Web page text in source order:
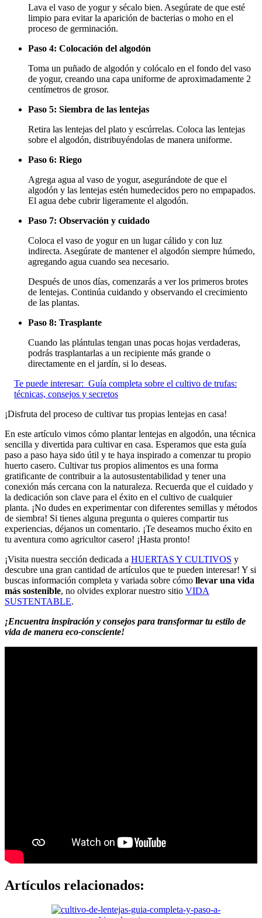
Lava el vaso de yogur y sécalo bien. Asegúrate de que esté
limpio para evitar la aparición de bacterias o moho en el
proceso de germinación.
Paso 4: Colocación del algodón
Toma un puñado de algodón y colócalo en el fondo del vaso
de yogur, creando una capa uniforme de aproximadamente 2
centímetros de grosor.
Paso 5: Siembra de las lentejas
Retira las lentejas del plato y escúrrelas. Coloca las lentejas
sobre el algodón, distribuyéndolas de manera uniforme.
Paso 6: Riego
Agrega agua al vaso de yogur, asegurándote de que el
algodón y las lentejas estén humedecidos pero no empapados.
El agua debe cubrir ligeramente el algodón.
Paso 7: Observación y cuidado
Coloca el vaso de yogur en un lugar cálido y con luz
indirecta. Asegúrate de mantener el algodón siempre húmedo,
agregando agua cuando sea necesario.
Después de unos días, comenzarás a ver los primeros brotes
de lentejas. Continúa cuidando y observando el crecimiento
de las plantas.
Paso 8: Trasplante
Cuando las plántulas tengan unas pocas hojas verdaderas,
podrás trasplantarlas a un recipiente más grande o
directamente en el jardín, si lo deseas.
Te puede interesar: Guía completa sobre el cultivo de trufas:
técnicas, consejos y secretos
¡Disfruta del proceso de cultivar tus propias lentejas en casa!
En este artículo vimos cómo plantar lentejas en algodón, una técnica
sencilla y divertida para cultivar en casa. Esperamos que esta guía
paso a paso haya sido útil y te haya inspirado a comenzar tu propio
huerto casero. Cultivar tus propios alimentos es una forma
gratificante de contribuir a la autosustentabilidad y tener una
conexión más cercana con la naturaleza. Recuerda que el cuidado y
la dedicación son clave para el éxito en el cultivo de cualquier
planta. ¡No dudes en experimentar con diferentes semillas y métodos
de siembra! Si tienes alguna pregunta o quieres compartir tus
experiencias, déjanos un comentario. ¡Te deseamos mucho éxito en
tu aventura como agricultor casero! ¡Hasta pronto!
¡Visita nuestra sección dedicada a HUERTAS Y CULTIVOS y
descubre una gran cantidad de artículos que te pueden interesar! Y si
buscas información completa y variada sobre cómo llevar una vida
más sostenible, no olvides explorar nuestro sitio VIDA
SUSTENTABLE.
¡Encuentra inspiración y consejos para transformar tu estilo de
vida de manera eco-consciente!
Artículos relacionados: